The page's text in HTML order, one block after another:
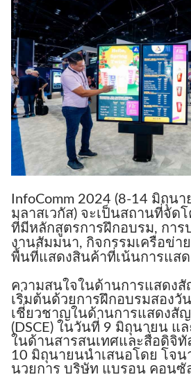
InfoComm 2024 (8-14 มิถุน
มลาสเวกัส) จะเป็นสถานที่จัด
ที่มีหลักสูตรการฝึกอบรม, การ
งานสัมมนา, กิจกรรมเครือข่า
พื้นที่แสดงสินค้าที่เน้นการแ
ความสนใจในด้านการแสดง
เริ่มต้นด้วยการฝึกอบรมสองวั
เชี่ยวชาญในด้านการแสดง
(DSCE) ในวันที่ 9 มิถุนายน แ
ในด้านสารสนเทศและสื่อดิจิทั
10 มิถุนายนนําเสนอโดย โจน
นวยการ บริษัท แบรอน คอนซั